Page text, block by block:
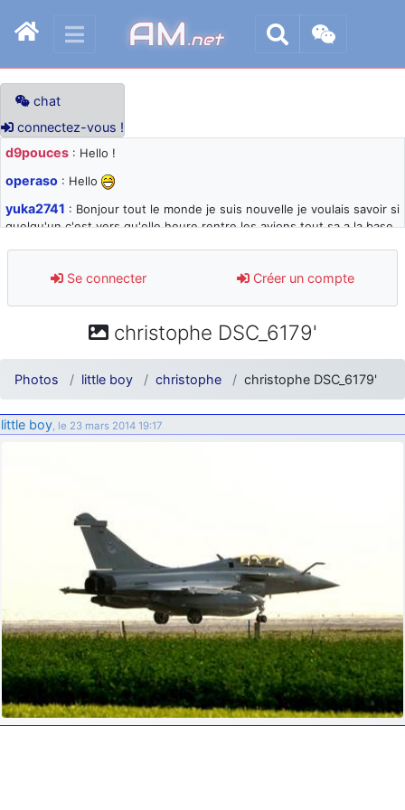
AM.net
chat
connectez-vous !
d9pouces : Hello !
operaso : Hello
yuka2741 : Bonjour tout le monde je suis nouvelle je voulais savoir si
quelqu'un c'est vers qu'elle heure rentre les avions tout sa a la base
d9pouces: désolé pour les quelques blocages du site ces derniers
jours : je teste des méthodes contre le spam et les bots trop nocifs
: Super, la nouvelle bannière
d9pouces
: je suis un avion@,._,+ > lesquels ? je ne suis pas sûr de
comprendre
d9pouces: ouakamois > si tu parles du sujet sur l'Armée de l'Air,
bien sûr que oui !
quelques images du Pays Basque vous auront plu ; Agur…
: Je me rattraperai à la Ferté samedi
: Malheureusement nonun peu trop loin pour moi !
: Bonjour, certains parmis vous étaient-ils présent au
meeting de Lann Bihoué de 2026 ?
cachée dans les pins: Coucou et excellente année 2026 à tous et
au site!
jericho: Bonne année et tous mes meilleurs voeux à tous pour
2026 !
Se connecter Créer un compte
christophe DSC_6179'
Photos little boy christophe christophe DSC_6179'
little boy, le 23 mars 2014 19:17